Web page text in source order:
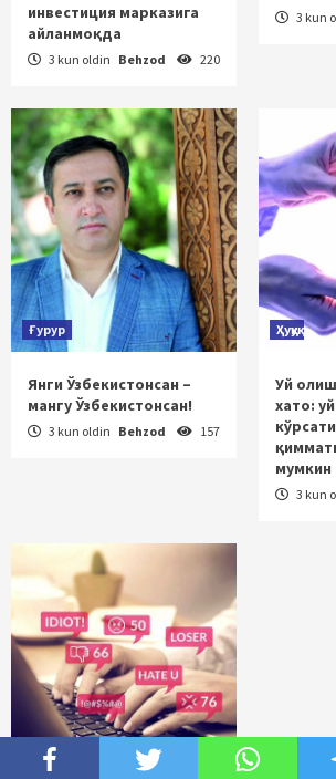
инвестиция марказига
айланмоқда
3 kun oldin Behzod 220
3 kun
Ғурур
Янги Ўзбекистонсан –
мангу Ўзбекистонсан!
3 kun oldin Behzod 157
Ҳуқуқ
Уй
хато:
мумкин
3 kun
Муаммо